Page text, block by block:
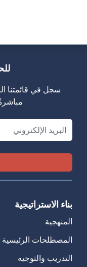
سجل في قائمتنا
Email
بناء الاستراتيجية
المنهجية
المصطلحات الرئيسية
التدريب والتوجيه